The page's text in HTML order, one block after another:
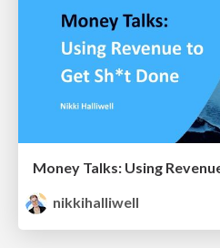
Money Talks: Using
nikkihalliwell